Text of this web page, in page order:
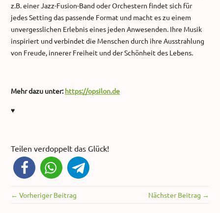
z.B. einer Jazz-Fusion-Band oder Orchestern findet sich für
jedes Setting das passende Format und macht es zu einem
unvergesslichen Erlebnis eines jeden Anwesenden. Ihre Musik
inspiriert und verbindet die Menschen durch ihre Ausstrahlung
von Freude, innerer Freiheit und der Schönheit des Lebens.
Mehr dazu unter:https://opsilon.de
♥
Teilen verdoppelt das Glück!
← Vorheriger Beitrag Nächster Beitrag →